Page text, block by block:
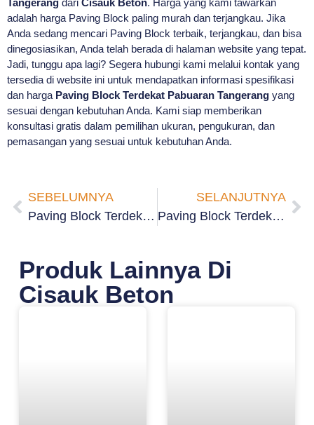
adalah harga Paving Block paling murah dan terjangkau. Jika
Anda sedang mencari Paving Block terbaik, terjangkau, dan bisa
dinegosiasikan, Anda telah berada di halaman website yang tepat.
Jadi, tunggu apa lagi? Segera hubungi kami melalui kontak yang
tersedia di website ini untuk mendapatkan informasi spesifikasi
dan harga Paving Block Terdekat Pabuaran Tangerang yang
sesuai dengan kebutuhan Anda. Kami siap memberikan
konsultasi gratis dalam pemilihan ukuran, pengukuran, dan
pemasangan yang sesuai untuk kebutuhan Anda.
SEBELUMNYA
Paving Block Terdekat Nusa Jaya Tangerang
SELANJUTNYA
Paving Block Terdekat Pabuaran Tumpeng Tangerang
Produk Lainnya Di
Cisauk Beton